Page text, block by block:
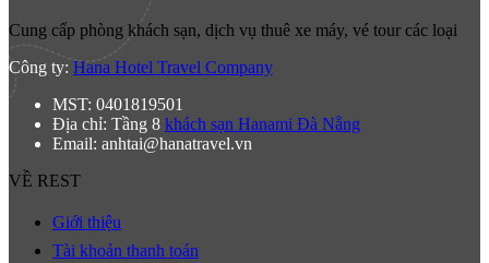
Cung cấp phòng khách sạn, dịch vụ thuê xe máy, vé tour các loại
Công ty: Hana Hotel Travel Company
MST: 0401819501
Địa chỉ: Tầng 8 khách sạn Hanami Đà Nẵng
Email: anhtai@hanatravel.vn
VỀ REST
Giới thiệu
Tài khoản thanh toán